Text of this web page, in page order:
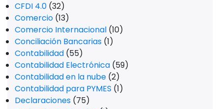
CFDI 4.0 (32)
Comercio (13)
Comercio Internacional (10)
Conciliación Bancarias (1)
Contabilidad (55)
Contabilidad Electrónica (59)
Contabilidad en la nube (2)
Contabilidad para PYMES (1)
Declaraciones (75)